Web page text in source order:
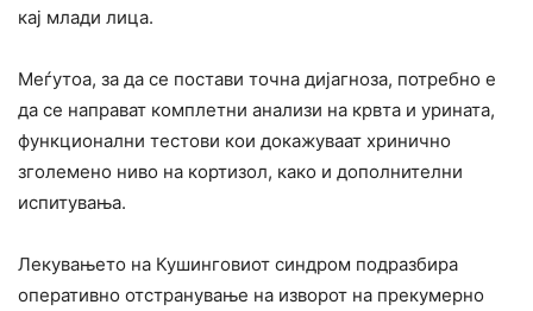
кај млади лица.
Меѓутоа, за да се постави точна дијагноза, потребно е
да се направат комплетни анализи на крвта и урината,
функционални тестови кои докажуваат хринично
зголемено ниво на кортизол, како и дополнителни
испитувања.
Лекувањето на Кушинговиот синдром подразбира
оперативно отстранување на изворот на прекумерно